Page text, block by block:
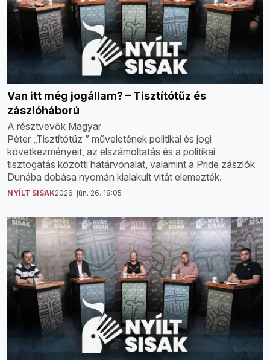
Van itt még jogállam? – Tisztítótűz és
zászlóháború
A résztvevők Magyar
Péter „Tisztítótűz ” műveletének politikai és jogi
következményeit, az elszámoltatás és a politikai
tisztogatás közötti határvonalat, valamint a Pride zászlók
Dunába dobása nyomán kialakult vitát elemezték.
NYÍLT SISAK2026. jún. 26. 18:05